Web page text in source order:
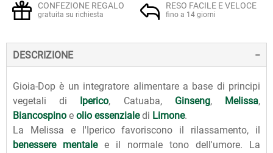
CONFEZIONE REGALO
gratuita su richiesta
RESO FACILE E VELOCE
fino a 14 giorni
DESCRIZIONE
Gioia-Dop è un integratore alimentare a base di principi
vegetali di
Iperico, Catuaba, Ginseng, Melissa,
Biancospino e olio essenzialedi Limone.
La Melissa e l'Iperico favoriscono il rilassamento, il
benessere mentalee il normale tono dell'umore. La